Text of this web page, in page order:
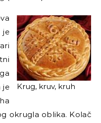
Krug, kruv, kruh
je
je
okrugla oblika. Kolač